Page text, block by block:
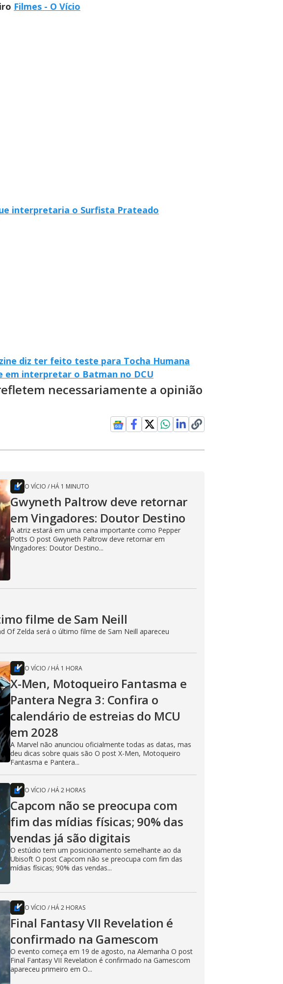
Filmes - O Vício
interpretaria o Surfista Prateado
diz ter feito teste para Tocha Humana
em interpretar o Batman no DCU
necessariamente a opinião
O VÍCIO / HÁ 1 MINUTO
Gwyneth Paltrow deve retornar
em Vingadores: Doutor Destino
A atriz estará em uma cena importante como Pepper
Potts O post Gwyneth Paltrow deve retornar em
Vingadores: Doutor Destino...
filme de Sam Neill
Of Zelda será o último filme de Sam Neill apareceu
O VÍCIO / HÁ 1 HORA
X-Men, Motoqueiro Fantasma e
Pantera Negra 3: Confira o
calendário de estreias do MCU
em 2028
A Marvel não anunciou oficialmente todas as datas, mas
deu dicas sobre quais são O post X-Men, Motoqueiro
Fantasma e Pantera...
O VÍCIO / HÁ 2 HORAS
Capcom não se preocupa com
fim das mídias físicas; 90% das
vendas já são digitais
O estúdio tem um posicionamento semelhante ao da
Ubisoft O post Capcom não se preocupa com fim das
mídias físicas; 90% das vendas...
O VÍCIO / HÁ 2 HORAS
Final Fantasy VII Revelation é
confirmado na Gamescom
O evento começa em 19 de agosto, na Alemanha O post
Final Fantasy VII Revelation é confirmado na Gamescom
apareceu primeiro em O...